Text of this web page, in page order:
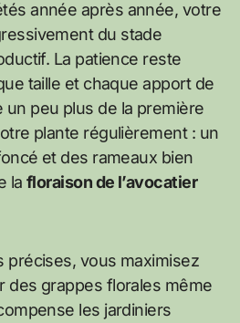
année après année, votre
du stade
La patience reste
taille et chaque apport de
peu plus de la première
plante régulièrement : un
et des rameaux bien
la floraison de l’avocatier
précises, vous maximisez
des grappes florales même
les jardiniers